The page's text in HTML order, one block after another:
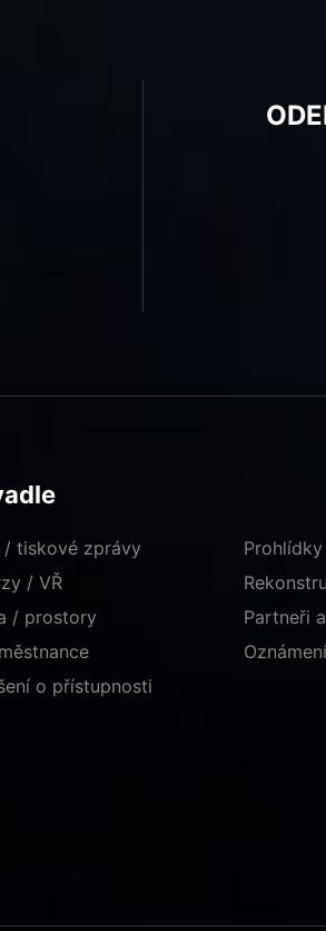
/ tiskové zprávy
/ VŘ
/ prostory
Partneři
Oznámení
o přístupnosti